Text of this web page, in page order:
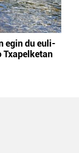
egin du euli-
Txapelketan